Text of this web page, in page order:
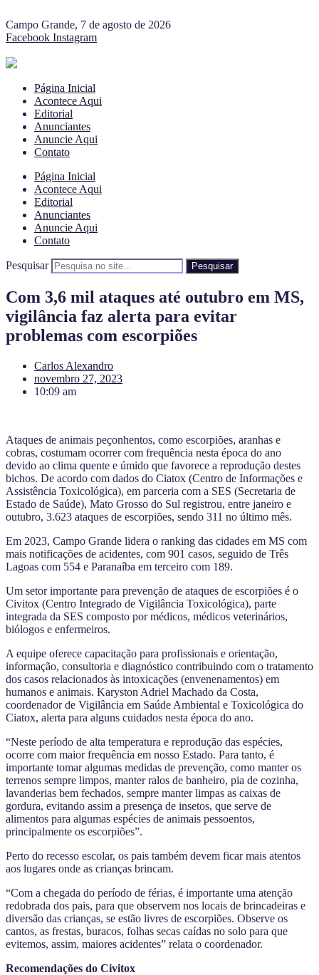
Campo Grande, 7 de agosto de 2026
Facebook Instagram
Página Inicial
Acontece Aqui
Editorial
Anunciantes
Anuncie Aqui
Contato
Página Inicial
Acontece Aqui
Editorial
Anunciantes
Anuncie Aqui
Contato
Pesquisar Pesquisar
Com 3,6 mil ataques até outubro em MS,
vigilância faz alerta para evitar
problemas com escorpiões
Carlos Alexandro
novembro 27, 2023
10:09 am
Ataques de animais peçonhentos, como escorpiões, aranhas e
cobras, costumam ocorrer com frequência nesta época do ano
devido ao clima quente e úmido que favorece a reprodução destes
bichos. De acordo com dados do Ciatox (Centro de Informações e
Assistência Toxicológica), em parceria com a SES (Secretaria de
Estado de Saúde), Mato Grosso do Sul registrou, entre janeiro e
outubro, 3.623 ataques de escorpiões, sendo 311 no último mês.
Em 2023, Campo Grande lidera o ranking das cidades em MS com
mais notificações de acidentes, com 901 casos, seguido de Três
Lagoas com 554 e Paranaíba em terceiro com 189.
Um setor importante para prevenção de ataques de escorpiões é o
Civitox (Centro Integrado de Vigilância Toxicológica), parte
integrada da SES composto por médicos, médicos veterinários,
biólogos e enfermeiros.
A equipe oferece capacitação para profissionais e orientação,
informação, consultoria e diagnóstico contribuindo com o tratamento
dos casos relacionados às intoxicações (envenenamentos) em
humanos e animais. Karyston Adriel Machado da Costa,
coordenador de Vigilância em Saúde Ambiental e Toxicológica do
Ciatox, alerta para alguns cuidados nesta época do ano.
“Neste período de alta temperatura e reprodução das espécies,
ocorre com maior frequência em nosso Estado. Para tanto, é
importante tomar algumas medidas de prevenção, como manter os
terrenos sempre limpos, manter ralos de banheiro, pia de cozinha,
lavanderias bem fechados, sempre manter limpas as caixas de
gordura, evitando assim a presença de insetos, que serve de
alimentos para algumas espécies de animais pessoentos,
principalmente os escorpiões”.
Perto do recesso escolar, os pais também devem ficar mais atentos
aos lugares onde as crianças brincam.
“Com a chegada do período de férias, é importante uma atenção
redobrada dos pais, para que observem nos locais de brincadeiras e
diversão das crianças, se estão livres de escorpiões. Observe os
cantos, as frestas, buracos, folhas secas caídas no solo para que
evitemos, assim, maiores acidentes” relata o coordenador.
Recomendações do Civitox